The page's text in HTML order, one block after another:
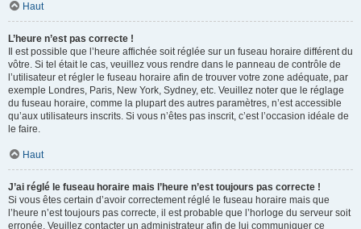
Haut
L’heure n’est pas correcte !
Il est possible que l’heure affichée soit réglée sur un fuseau horaire différent du
vôtre. Si tel était le cas, veuillez vous rendre dans le panneau de contrôle de
l’utilisateur et régler le fuseau horaire afin de trouver votre zone adéquate, par
exemple Londres, Paris, New York, Sydney, etc. Veuillez noter que le réglage
du fuseau horaire, comme la plupart des autres paramètres, n’est accessible
qu’aux utilisateurs inscrits. Si vous n’êtes pas inscrit, c’est l’occasion idéale de
le faire.
Haut
J’ai réglé le fuseau horaire mais l’heure n’est toujours pas correcte !
Si vous êtes certain d’avoir correctement réglé le fuseau horaire mais que
l’heure n’est toujours pas correcte, il est probable que l’horloge du serveur soit
erronée. Veuillez contacter un administrateur afin de lui communiquer ce